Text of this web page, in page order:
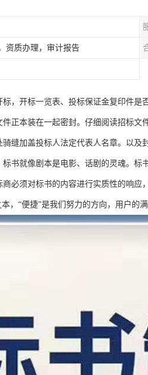
资质办理，审计报告
，开标一览表、投标保证金复印件
正本装在一起密封。仔细阅读招标文
缝加盖投标人法定代表人名章。以及
书就像剧本是电影、话剧的灵魂。
必须对标书的内容进行实质性的响
，“便捷”是我们努力的方向，用户的